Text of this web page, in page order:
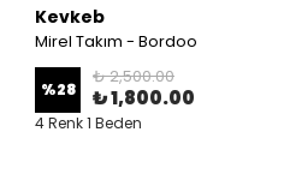
Kevkeb
Mirel Takım - Bordoo
%28
₺ 2,500.00
₺ 1,800.00
4 Renk 1 Beden